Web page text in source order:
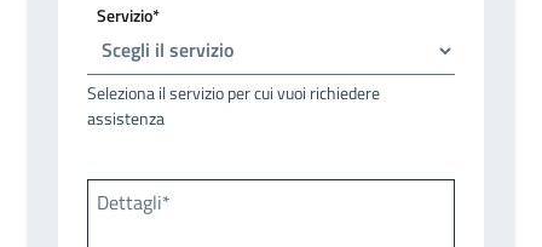
Servizio*
Seleziona il servizio per cui vuoi richiedere
assistenza
Dettagli*